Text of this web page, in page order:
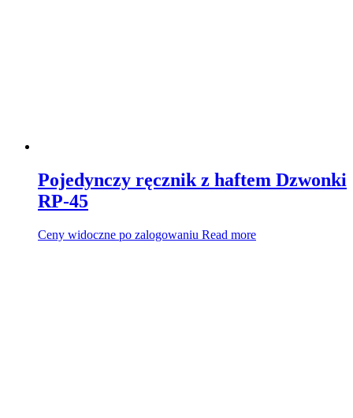
Pojedynczy ręcznik z haftem Dzwonki
RP-45
Ceny widoczne po zalogowaniu Read more